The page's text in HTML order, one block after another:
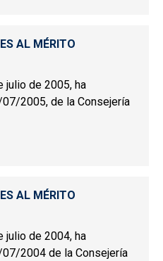
AL MÉRITO
AL MÉRITO
julio de 2005, ha
2005, de la Consejería
AL MÉRITO
AL MÉRITO
julio de 2004, ha
2004 de la Consejería